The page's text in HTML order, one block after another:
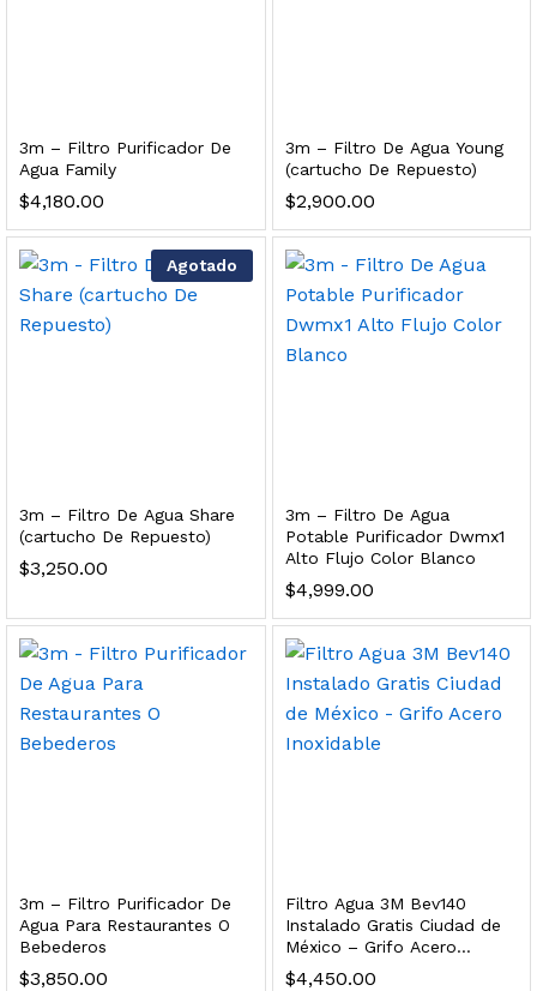
3m – Filtro Purificador De
Agua Family
$4,180.00
3m – Filtro De Agua Young
(cartucho De Repuesto)
$2,900.00
Agotado
3m – Filtro De Agua Share
(cartucho De Repuesto)
$3,250.00
3m – Filtro De Agua
Potable Purificador Dwmx1
Alto Flujo Color Blanco
$4,999.00
3m – Filtro Purificador De
Agua Para Restaurantes O
Bebederos
$3,850.00
Filtro Agua 3M Bev140
Instalado Gratis Ciudad de
México – Grifo Acero
Inoxidable
$4,450.00
2,899.00
al carrito
de Agua | Repuesto (con Polifosfatos)
SS304 Natural Cepillado | Agua Purificada
$699.00
L/h, con filtración Welltek WT-WFS600-3S